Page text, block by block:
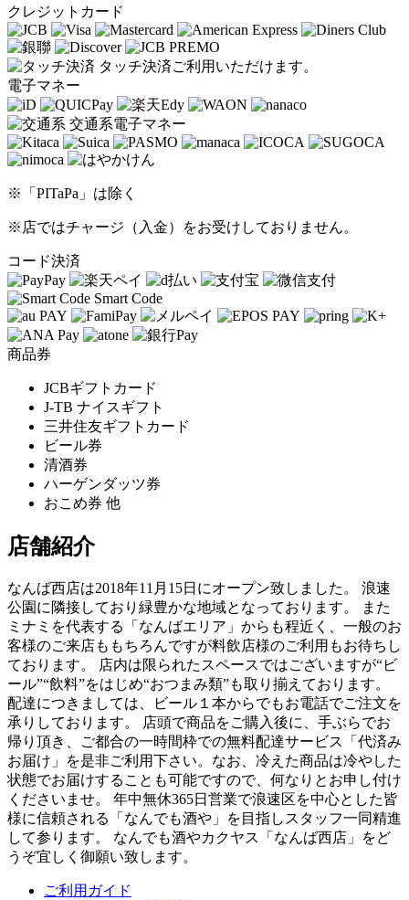
クレジットカード
タッチ決済ご利用いただけます。
電子マネー
交通系電子マネー
※「PITaPa」は除く
※店ではチャージ（入金）をお受けしておりません。
コード決済
Smart Code
商品券
JCBギフトカード
J-TB ナイスギフト
三井住友ギフトカード
ビール券
清酒券
ハーゲンダッツ券
おこめ券 他
店舗紹介
なんば西店は2018年11月15日にオープン致しました。 浪速
公園に隣接しており緑豊かな地域となっております。 また
ミナミを代表する「なんばエリア」からも程近く、一般のお
客様のご来店ももちろんですが料飲店様のご利用もお待ちし
ております。 店内は限られたスペースではございますが“ビ
ール”“飲料”をはじめ“おつまみ類”も取り揃えております。
配達につきましては、ビール１本からでもお電話でご注文を
承りしております。 店頭で商品をご購入後に、手ぶらでお
帰り頂き、ご都合の一時間枠での無料配達サービス「代済み
お届け」を是非ご利用下さい。なお、冷えた商品は冷やした
状態でお届けすることも可能ですので、何なりとお申し付け
くださいませ。 年中無休365日営業で浪速区を中心とした皆
様に信頼される「なんでも酒や」を目指しスタッフ一同精進
して参ります。 なんでも酒やカクヤス「なんば西店」をど
うぞ宜しく御願い致します。
ご利用ガイド